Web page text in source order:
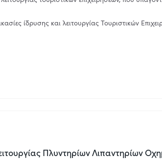
ίδρυσης και λειτουργίας Τουριστικών
Πλυντηρίων Λιπαντηρίων